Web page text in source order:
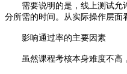
需要说明的是，线上测试允许
分所需的时间。从实际操作层面
影响通过率的主要因素
虽然课程考核本身难度不高，